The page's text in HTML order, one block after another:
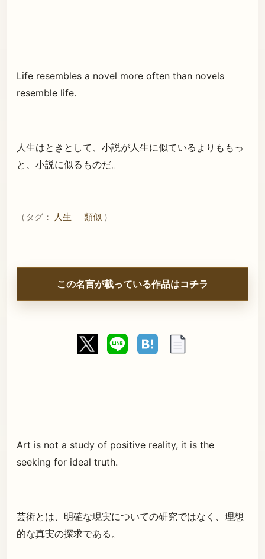
Life resembles a novel more often than novels
resemble life.
人生はときとして、小説が人生に似ているよりももっ
と、小説に似るものだ。
（タグ： 人生 類似 ）
この名言が載っている作品はコチラ
Art is not a study of positive reality, it is the
seeking for ideal truth.
芸術とは、明確な現実についての研究ではなく、理想
的な真実の探求である。